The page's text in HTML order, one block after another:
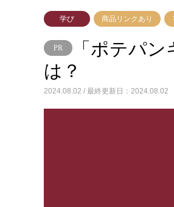
学び 商品リンクあり
「ポテパ
は？
2024.08.02 / 最終更新日：2024.08.02